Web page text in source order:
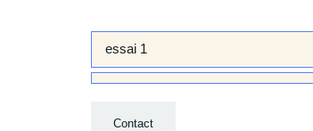
essai 1
Contact